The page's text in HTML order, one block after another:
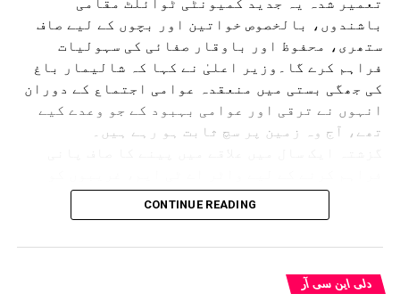
باشندوں، بالخصوص خواتین اور بچوں کے لیے صاف
ستھری، محفوظ اور باوقار صفائی کی سہولیات
فراہم کرے گا۔وزیر اعلیٰ نے کہا کہ شالیمار باغ
کی جھگی بستی میں منعقدہ عوامی اجتماع کے دوران
انہوں نے ترقی اور عوامی بہبود کے جو وعدے کیے
تھے، آج وہ زمین پر سچ ثابت ہو رہے ہیں۔
سستا اور تغذیہ بخش کھانا فراہم کرنے کے لیے اٹل
کینٹین، پانی کی نئی پائپ لائن، سی سی ٹی وی
CONTINUE READING
دلی این سی آر